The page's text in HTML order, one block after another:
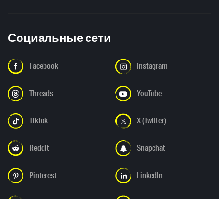
Социальные сети
Facebook Instagram
Threads YouTube
TikTok X (Twitter)
Reddit Snapchat
Pinterest LinkedIn